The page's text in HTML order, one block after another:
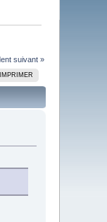
suivant »
IMPRIMER